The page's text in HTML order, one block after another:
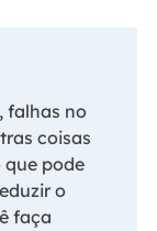
falhas no
coisas
pode
o
faça